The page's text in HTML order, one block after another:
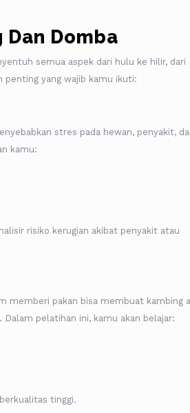
Domba
semua aspek dari hulu ke hilir, dari
penting yang wajib kamu ikuti:
stres pada hewan, penyakit,
kamu:
risiko kerugian akibat penyakit atau
memberi pakan bisa membuat kambing
pelatihan ini, kamu akan belajar:
tinggi.